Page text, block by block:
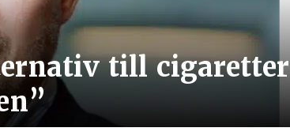
till cigaretter